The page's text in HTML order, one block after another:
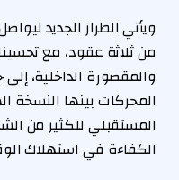
ويأتي الطراز الجديد
من ثلاثة عقود، مع
والمقصورة الداخلية،
المحركات بينها النسخة
المستقبلي للكثير من
الكفاءة في استهلاك